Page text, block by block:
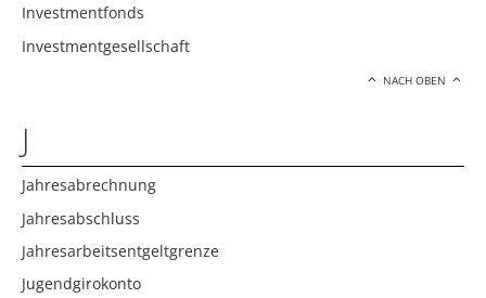
Investmentfonds
Investmentgesellschaft
NACH OBEN
J
Jahresabrechnung
Jahresabschluss
Jahresarbeitsentgeltgrenze
Jugendgirokonto